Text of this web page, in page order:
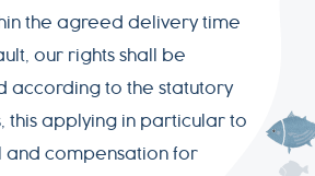
the agreed delivery time
our rights shall be
according to the statutory
this applying in particular to
and compensation for